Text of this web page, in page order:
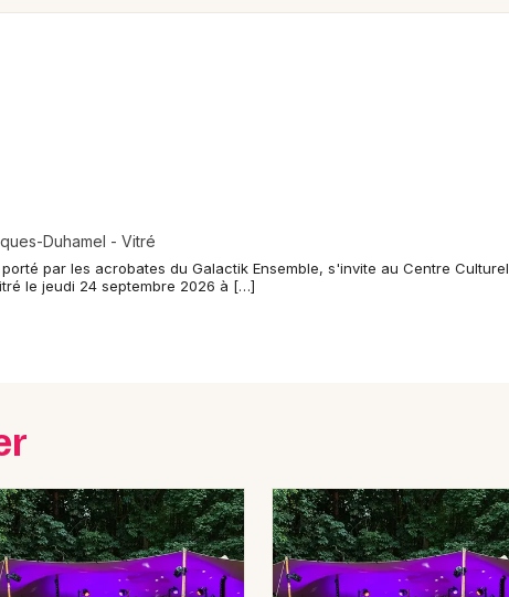
Expos
Newsletter des sorties
Mulhouse
Toulouse
Duhamel - Vitré
par les acrobates du Galactik Ensemble, s'invite au Centre Culturel
le jeudi 24 septembre 2026 à […]